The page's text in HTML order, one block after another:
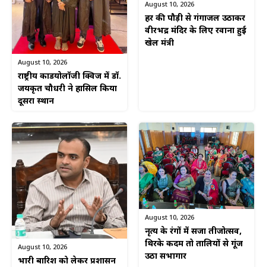
August 10, 2026
राष्ट्रीय कार्डियोलॉजी क्विज में डॉ.
जयकृत चौधरी ने हासिल किया
दूसरा स्थान
August 10, 2026
हर की पौड़ी से गंगाजल उठाकर
वीरभद्र मंदिर के लिए रवाना हुई
खेल मंत्री
August 10, 2026
भारी बारिश को लेकर प्रशासन
August 10, 2026
नृत्य के रंगों में सजा तीजोत्सव,
थिरके कदम तो तालियों से गूंज
उठा सभागार